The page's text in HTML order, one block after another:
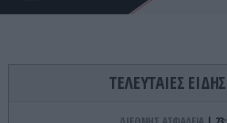
ΤΕΛΕΥΤΑΙΕΣ